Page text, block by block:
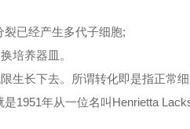
裂已经产生多代子细胞;
培养器皿。
生长下去。所谓转化即是指正常
1951年从一位名叫Henrietta